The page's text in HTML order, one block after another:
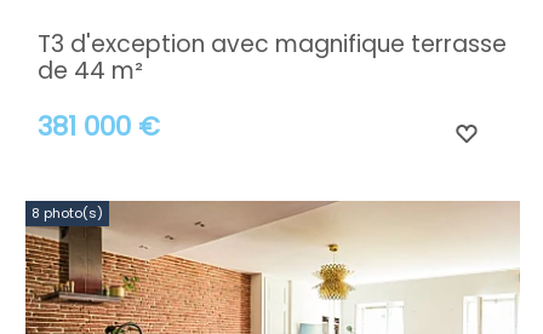
381 000 €
T3 d'exception avec magnifique terrasse
de 44 m²
8 photo(s)